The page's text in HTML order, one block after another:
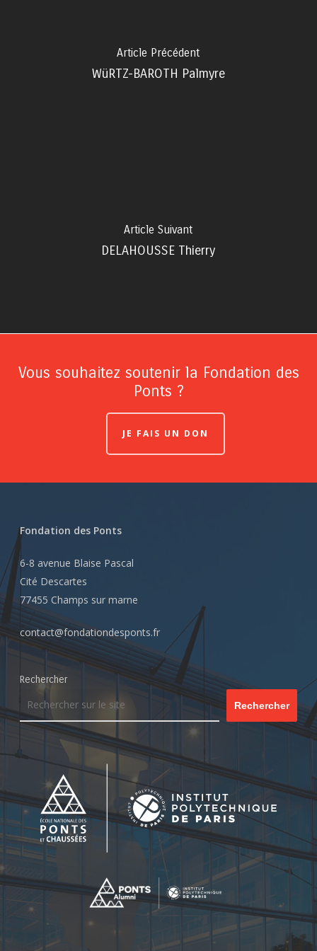
Article Précédent
WüRTZ-BAROTH Palmyre
Article Suivant
DELAHOUSSE Thierry
Vous souhaitez soutenir la Fondation des
Ponts ?
JE FAIS UN DON
Fondation des Ponts
6-8 avenue Blaise Pascal
Cité Descartes
77455 Champs sur marne
contact@fondationdesponts.fr
Rechercher
Rechercher